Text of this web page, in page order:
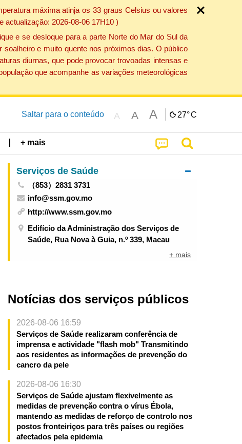
máxima atinja os 33 graus Celsius ou valores
actualização: 2026-08-06 17H10 )
e se desloque para a parte Norte do Mar do Sul da
e muito quente nos próximos dias. O público
diurnas, que pode provocar trovoadas intensas e
que acompanhe as variações meteorológicas
Saltar para o conteúdo A A A 27°C
+ mais
Serviços de Saúde
（853）2831 3731
info@ssm.gov.mo
http://www.ssm.gov.mo
Edifício da Administração dos Serviços de
Saúde, Rua Nova à Guia, n.º 339, Macau
+ mais
Notícias dos serviços públicos
2026-08-06 16:59
Serviços de Saúde realizaram conferência de
imprensa e actividade "flash mob" Transmitindo
aos residentes as informações de prevenção do
cancro da pele
2026-08-06 16:30
Serviços de Saúde ajustam flexivelmente as
medidas de prevenção contra o vírus Ébola,
mantendo as medidas de reforço de controlo nos
postos fronteiriços para três países ou regiões
afectados pela epidemia